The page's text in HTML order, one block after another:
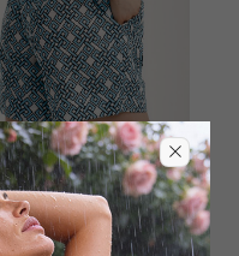
Шорты
22 000₽ 11 858 ₽